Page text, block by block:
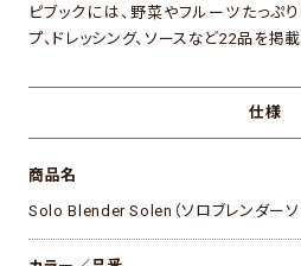
ピブックには、野菜やフルーツたっぷ
プ、ドレッシング、ソースなど22品を掲載
仕様
商品名
Solo Blender Solen（ソロブレンダーソ